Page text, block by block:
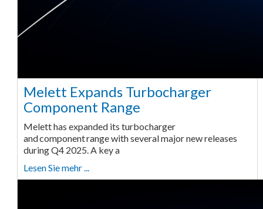
Melett Expands Turbocharger
Component Range
Melett has expanded its turbocharger
and component range with several major new releases
during Q4 2025. A key a
Lesen Sie mehr ...